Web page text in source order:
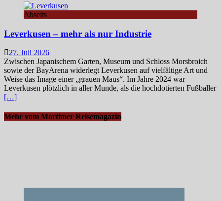
Abseits
Leverkusen – mehr als nur Industrie
27. Juli 2026
Zwischen Japanischem Garten, Museum und Schloss Morsbroich
sowie der BayArena widerlegt Leverkusen auf vielfältige Art und
Weise das Image einer „grauen Maus“. Im Jahre 2024 war
Leverkusen plötzlich in aller Munde, als die hochdotierten Fußballer
[…]
Mehr vom Mortimer Reisemagazin